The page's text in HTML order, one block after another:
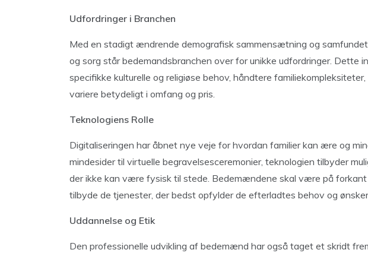
Udfordringer i Branchen
Med en stadigt ændrende demografisk sammensætning og
og sorg står bedemandsbranchen over for unikke udfordringer. Dette
specifikke kulturelle og religiøse behov, håndtere
variere betydeligt i omfang og pris.
Teknologiens Rolle
Digitaliseringen har åbnet nye veje for hvordan familier kan ære og
mindesider til virtuelle begravelsesceremonier, teknologien tilbyder
der ikke kan være fysisk til stede. Bedemændene skal være på
tilbyde de tjenester, der bedst opfylder de efterladtes behov og
Uddannelse og Etik
Den professionelle udvikling af bedemænd har også taget et skridt